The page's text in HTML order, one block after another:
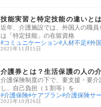
技能実習と特定技能の違いと
近年、介護施設では、外国人の職
は「特定技能」の在留資格
コミュニケーション 人材不足 外
2025年11月15日
介護券とは？生活保護の人の
介護保険制度の下で、要支援・要
し、自己負担（１割等）を
介護保険 ケアプラン 介護保険サ
2025年10月26日